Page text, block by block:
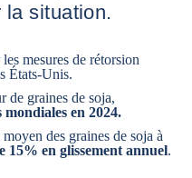
la situation.
mesures de rétorsion
États-Unis.
de graines de soja,
en 2024.
des graines de soja à
15% en glissement annuel.